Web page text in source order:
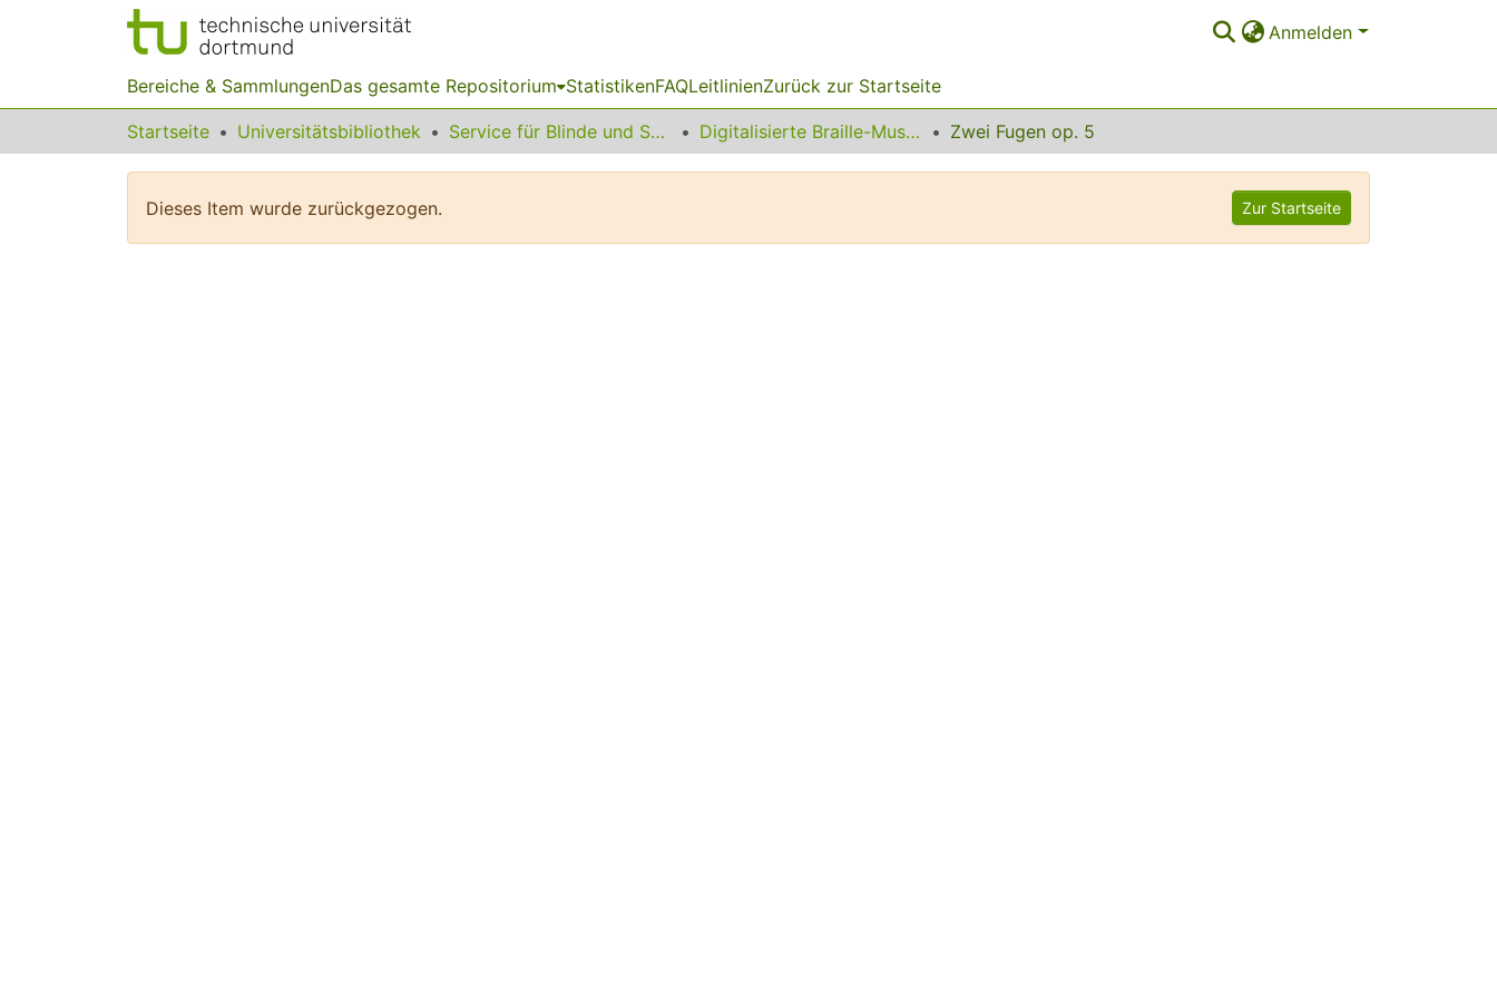
Anmelden
Bereiche & SammlungenDas gesamte Repositorium StatistikenFAQLeitlinienZurück zur Startseite
Startseite Universitätsbibliothek Service für Blinde und Sehbehinderte Digitalisierte Braille-Musik-Matrizen des VzfB Zwei Fugen op. 5
Dieses Item wurde zurückgezogen. Zur Startseite